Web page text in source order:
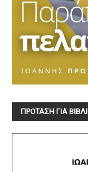
ΠΡΟΤΑΣΗ ΓΙΑ